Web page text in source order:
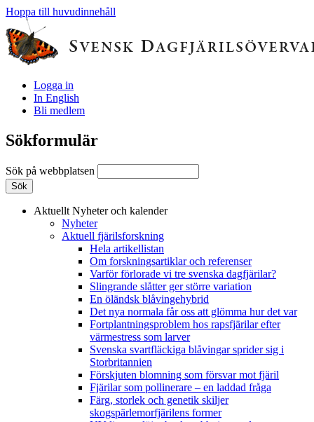
Hoppa till huvudinnehåll
Logga in
In English
Bli medlem
Sökformulär
Sök på webbplatsen
Aktuellt Nyheter och kalender
Nyheter
Aktuell fjärilsforskning
Hela artikellistan
Om forskningsartiklar och referenser
Varför förlorade vi tre svenska dagfjärilar?
Slingrande slåtter ger större variation
En öländsk blåvingehybrid
Det nya normala får oss att glömma hur det var
Fortplantningsproblem hos rapsfjärilar efter
värmestress som larver
Svenska svartfläckiga blåvingar sprider sig i
Storbritannien
Förskjuten blomning som försvar mot fjäril
Fjärilar som pollinerare – en laddad fråga
Färg, storlek och genetik skiljer
skogspärlemorfjärilens former